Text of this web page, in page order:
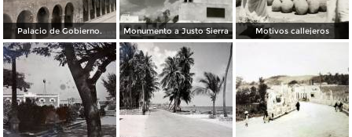
Palacio de Gobierno. Monumento a Justo Sierra Motivos callejeros